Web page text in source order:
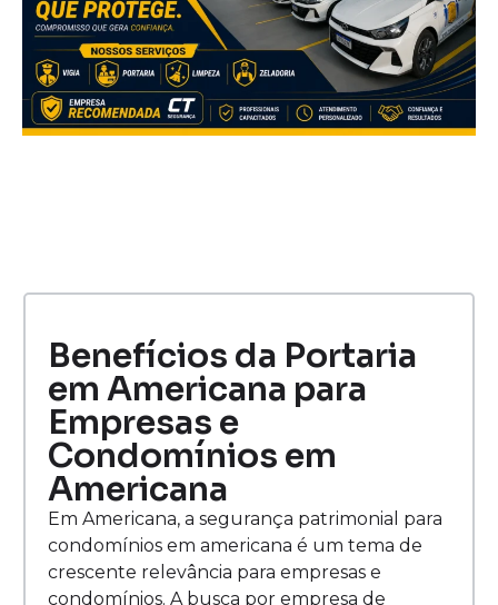
Benefícios da Portaria
em Americana para
Empresas e
Condomínios em
Americana
Em Americana, a segurança patrimonial para
condomínios em americana é um tema de
crescente relevância para empresas e
condomínios. A busca por empresa de